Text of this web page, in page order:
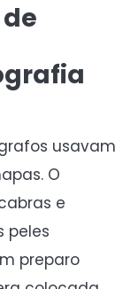
usavam
O
e
peles
preparo